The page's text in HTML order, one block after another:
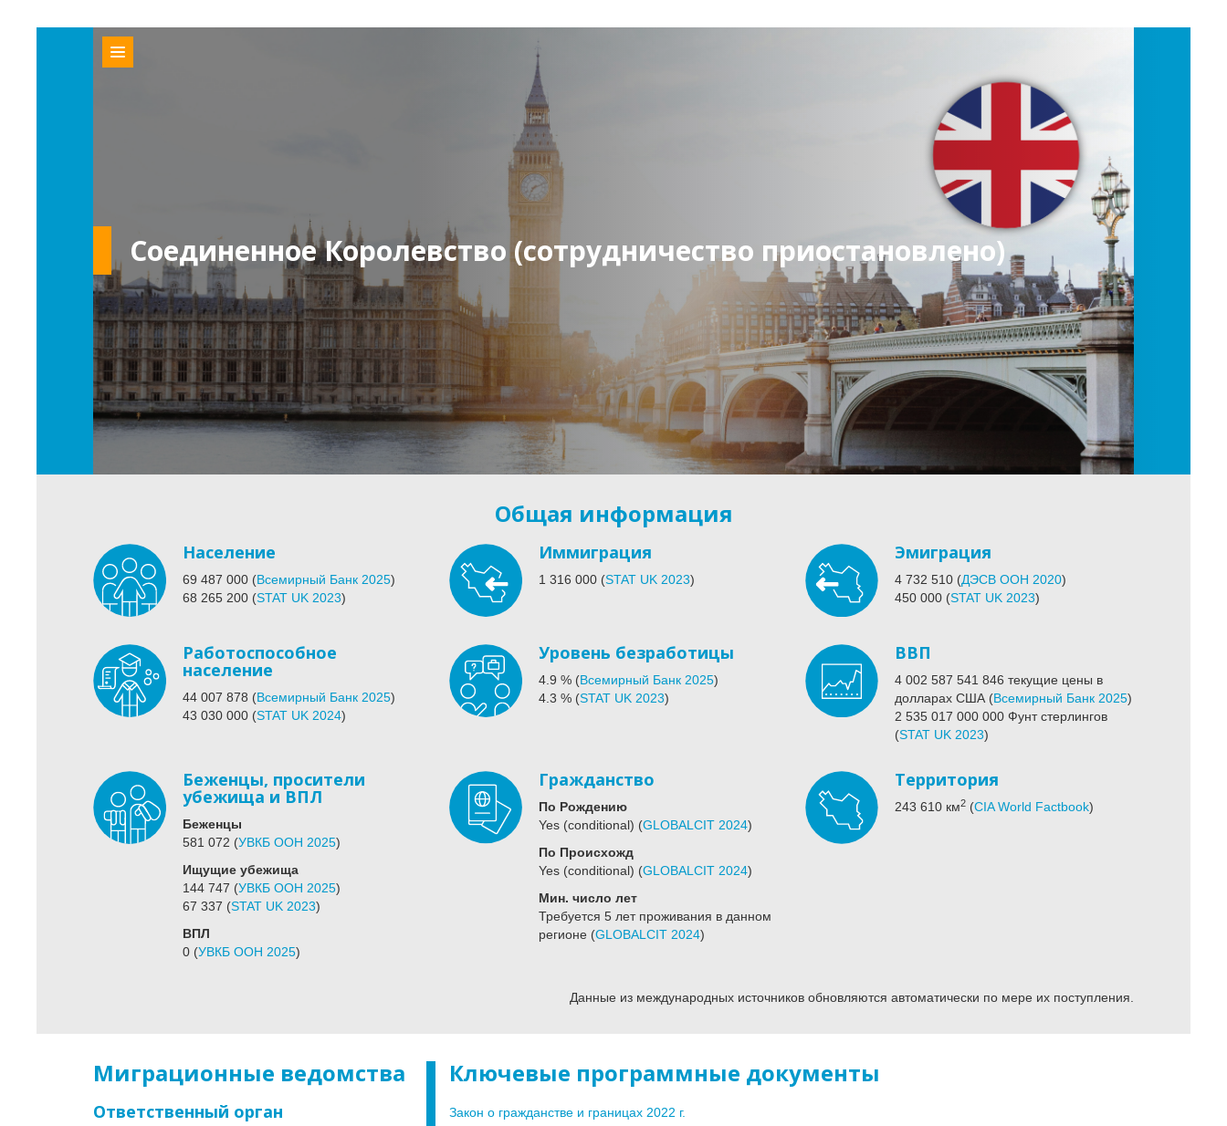
Соединенное Королевство (сотрудничество приостановлено)
Общая информация
Население
69 487 000 (Всемирный Банк 2025)
68 265 200 (STAT UK 2023)
Иммиграция
1 316 000 (STAT UK 2023)
Эмиграция
4 732 510 (ДЭСВ ООН 2020)
450 000 (STAT UK 2023)
Работоспособное
население
44 007 878 (Всемирный Банк 2025)
43 030 000 (STAT UK 2024)
Уровень безработицы
4.9 % (Всемирный Банк 2025)
4.3 % (STAT UK 2023)
ВВП
4 002 587 541 846 текущие цены в
долларах США (Всемирный Банк 2025)
2 535 017 000 000 Фунт стерлингов
(STAT UK 2023)
Беженцы, просители
убежища и ВПЛ
Беженцы
581 072 (УВКБ ООН 2025)
Ищущие убежища
144 747 (УВКБ ООН 2025)
67 337 (STAT UK 2023)
ВПЛ
0 (УВКБ ООН 2025)
Гражданство
По Рождению
Yes (conditional) (GLOBALCIT 2024)
По Происхожд
Yes (conditional) (GLOBALCIT 2024)
Мин. число лет
Требуется 5 лет проживания в данном
регионе (GLOBALCIT 2024)
Территория
243 610 км2 (CIA World Factbook)
Данные из международных источников обновляются автоматически по мере их поступления.
Миграционные ведомства
Ответственный орган
Ключевые программные документы
Закон о гражданстве и границах 2022 г.